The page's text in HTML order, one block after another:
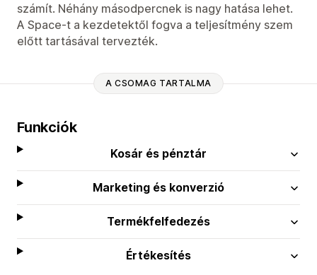
számít. Néhány másodpercnek is nagy hatása lehet.
A Space-t a kezdetektől fogva a teljesítmény szem
előtt tartásával tervezték.
A CSOMAG TARTALMA
Funkciók
Kosár és pénztár
Marketing és konverzió
Termékfelfedezés
Értékesítés